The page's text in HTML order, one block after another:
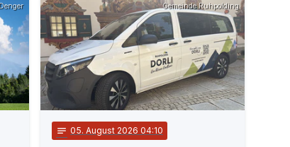
Gemeinde Ruhpolding
notes 05. August 2026 04:10